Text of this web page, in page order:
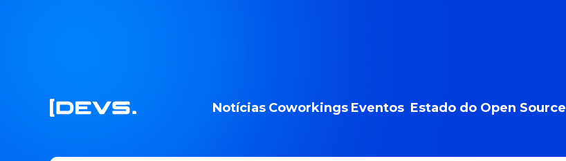
Notícias Coworkings Eventos Estado do Open Source